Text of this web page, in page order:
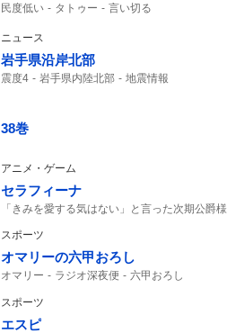
民度低い タトゥー 言い切る
ニュース
岩手県沿岸北部
震度4 岩手県内陸北部 地震情報
38巻
アニメ・ゲーム
セラフィーナ
「きみを愛する気はない」と言った次期公爵様
レベッカ
スポーツ
オマリーの六甲おろし
オマリー ラジオ深夜便 六甲おろし
スポーツ
エスピ